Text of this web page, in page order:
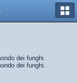
dei funghi.
dei funghi.